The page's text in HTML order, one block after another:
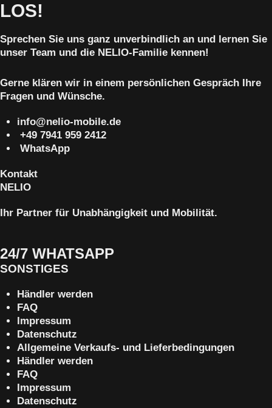
LOS!
Sprechen Sie uns ganz unverbindlich an und lernen Sie
unser Team und die NELIO-Familie kennen!
Gerne klären wir in einem persönlichen Gespräch Ihre
Fragen und Wünsche.
info@nelio-mobile.de
+49 7941 959 2412
WhatsApp
Kontakt
NELIO
Ihr Partner für Unabhängigkeit und Mobilität.
24/7 WHATSAPP
SONSTIGES
Händler werden
FAQ
Impressum
Datenschutz
Allgemeine Verkaufs- und Lieferbedingungen
Händler werden
FAQ
Impressum
Datenschutz